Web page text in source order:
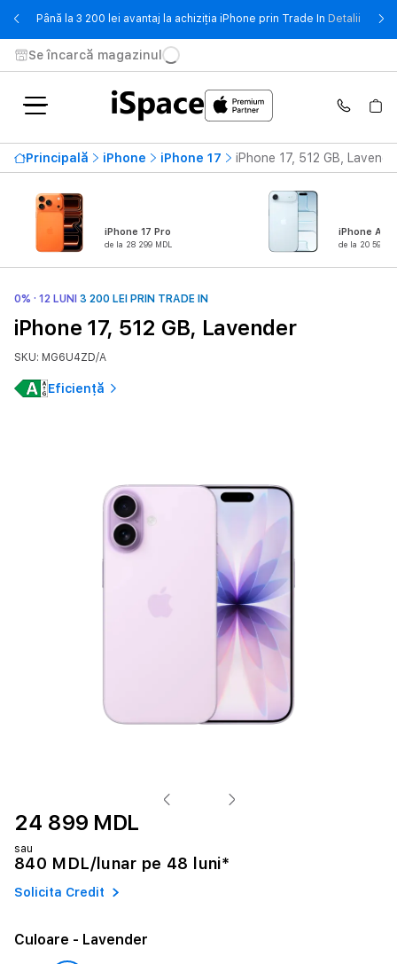
Până la 3 200 lei avantaj la achiziția iPhone prin Trade In Detalii -
Se încarcă magazinul
Principală iPhone iPhone 17 iPhone 17, 512 GB,
iPhone 17 Pro
de la 28 299 MDL
iPhone Air
de la 20 599
0% · 12 LUNI 3 200 LEI PRIN TRADE IN
iPhone 17, 512 GB, Lavender
SKU: MG6U4ZD/A
Eficiență
24 899 MDL
sau
840 MDL/lunar pe 48 luni*
Solicita Credit
Culoare - Lavender